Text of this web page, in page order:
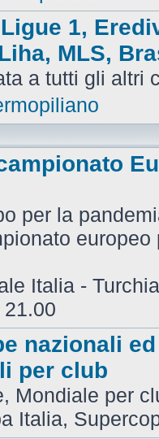
1,
MLS,
a tutti gli altri
per la
europeo
Italia -
nazionali ed
per club
Mondiale per
Italia,